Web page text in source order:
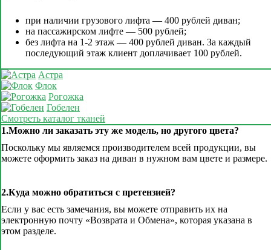
при наличии грузового лифта — 400 рублей диван;
на пассажирском лифте — 500 рублей;
без лифта на 1-2 этаж — 400 рублей диван. За каждый
последующий этаж клиент доплачивает 100 рублей.
Астра
Флок
Рогожка
Гобелен
Смотреть каталог тканей
1.Можно ли заказать эту же модель, но другого цвета?
Поскольку мы являемся производителем всей продукции, вы
можете оформить заказ на диван в нужном вам цвете и размере.
2.Куда можно обратиться с претензией?
Если у вас есть замечания, вы можете отправить их на
электронную почту «Возврата и Обмена», которая указана в
этом разделе.